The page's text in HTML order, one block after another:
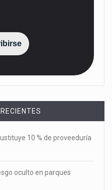
10 % de proveeduría
oculto en parques